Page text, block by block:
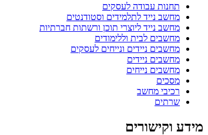
תחנות עבודה לעסקים
מחשב נייד לתלמידים וסטודנטים
מחשב נייד ליוצרי תוכן ורשתות חברתיות
מחשבים לבית וללימודים
מחשבים ניידים ונייחים לעסקים
מחשבים ניידים
מחשבים נייחים
מסכים
רכיבי מחשב
שרתים
מידע וקישורים